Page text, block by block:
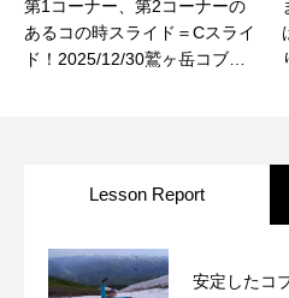
第1コーナー、第2コーナーの
あるコの時スライド＝Cスライ
ド！2025/12/30鷲ヶ岳コブレ
Lesson Report
安定したコ